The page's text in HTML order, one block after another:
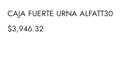
CAJA FUERTE URNA ALFATT30
$3,946.32